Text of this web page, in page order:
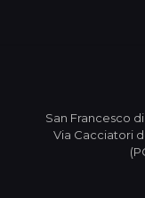
San Francesco
Via Cacciatori